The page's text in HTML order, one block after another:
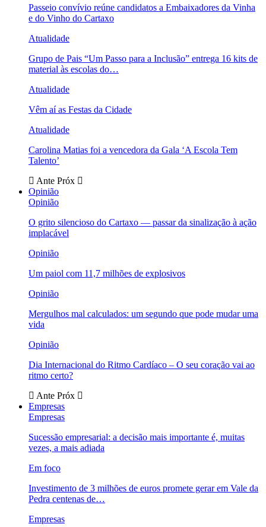
Passeio convívio reúne candidatos a Embaixadores da Vinha
e do Vinho do Cartaxo
Atualidade
Grupo de Pais “Um Passo para a Inclusão” entrega 16 kits de
material às escolas do…
Atualidade
Vêm aí as Festas da Cidade
Atualidade
Carolina Matias foi a vencedora da Gala ‘A Escola Tem
Talento’
Ante Próx
Opinião
Opinião
O grito silencioso do Cartaxo — passar da sinalização à ação
implacável
Opinião
Um paiol com 11,7 milhões de explosivos
Opinião
Mergulhos mal calculados: um segundo que pode mudar uma
vida
Opinião
Dia Internacional do Ritmo Cardíaco – O seu coração vai ao
ritmo certo?
Ante Próx
Empresas
Empresas
Sucessão empresarial: a decisão mais importante é, muitas
vezes, a mais adiada
Em foco
Investimento de 3 milhões de euros promete gerar em Vale da
Pedra centenas de…
Empresas